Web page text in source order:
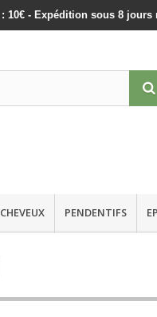
10€ - Expédition sous 8 jours
PENDENTIFS